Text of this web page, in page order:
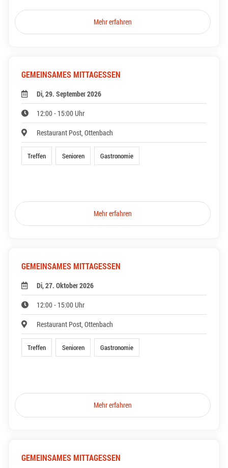
Mehr erfahren
GEMEINSAMES MITTAGESSEN
Di, 29. September 2026
12:00 - 15:00 Uhr
Restaurant Post, Ottenbach
Treffen Senioren Gastronomie
Mehr erfahren
GEMEINSAMES MITTAGESSEN
Di, 27. Oktober 2026
12:00 - 15:00 Uhr
Restaurant Post, Ottenbach
Treffen Senioren Gastronomie
Mehr erfahren
GEMEINSAMES MITTAGESSEN